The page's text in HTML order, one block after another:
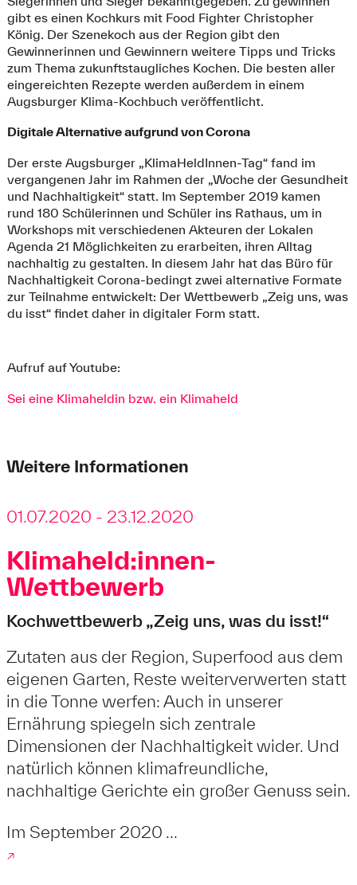
gibt es einen Kochkurs mit Food Fighter Christopher
König. Der Szenekoch aus der Region gibt den
Gewinnerinnen und Gewinnern weitere Tipps und Tricks
zum Thema zukunftstaugliches Kochen. Die besten aller
eingereichten Rezepte werden außerdem in einem
Augsburger Klima-Kochbuch veröffentlicht.
Digitale Alternative aufgrund von Corona
Der erste Augsburger „KlimaHeldInnen-Tag“ fand im
vergangenen Jahr im Rahmen der „Woche der Gesundheit
und Nachhaltigkeit“ statt. Im September 2019 kamen
rund 180 Schülerinnen und Schüler ins Rathaus, um in
Workshops mit verschiedenen Akteuren der Lokalen
Agenda 21 Möglichkeiten zu erarbeiten, ihren Alltag
nachhaltig zu gestalten. In diesem Jahr hat das Büro für
Nachhaltigkeit Corona-bedingt zwei alternative Formate
zur Teilnahme entwickelt: Der Wettbewerb „Zeig uns, was
du isst“ findet daher in digitaler Form statt.
Aufruf auf Youtube:
Sei eine Klimaheldin bzw. ein Klimaheld
Weitere Informationen
01.07.2020 - 23.12.2020
Klimaheld:innen-
Wettbewerb
Kochwettbewerb „Zeig uns, was du isst!“
Zutaten aus der Region, Superfood aus dem
eigenen Garten, Reste weiterverwerten statt
in die Tonne werfen: Auch in unserer
Ernährung spiegeln sich zentrale
Dimensionen der Nachhaltigkeit wider. Und
natürlich können klimafreundliche,
nachhaltige Gerichte ein großer Genuss sein.
Im September 2020 ...
↗